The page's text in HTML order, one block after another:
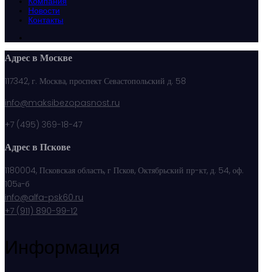
Новости
Контакты
Адрес в Москве
117342, г. Москва, проспект Севастопольский д. 58
info@maksibezopasnost.ru
+7 (495) 369-18-47
Адрес в Пскове
1180004, Псковская область, г Псков, Октябрьский пр-кт, д. 54, оф.
105а-б
info@alfa-psk60.ru
+7 (911) 890-99-12
Информация